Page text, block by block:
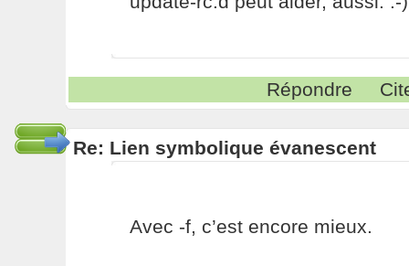
Répondre
Re: Lien symbolique évanescent
Avec -f, c’est encore mieux.